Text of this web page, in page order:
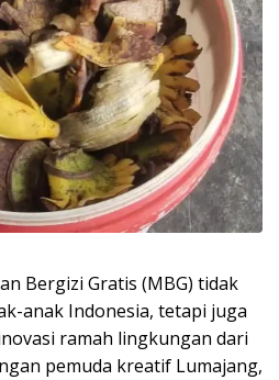
Bergizi Gratis (MBG) tidak
anak Indonesia, tetapi juga
ramah lingkungan dari
pemuda kreatif Lumajang,